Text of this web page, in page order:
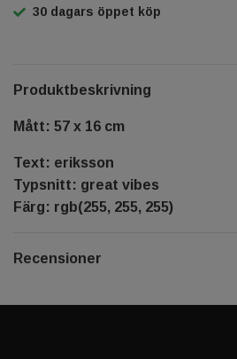
30 dagars öppet köp
Produktbeskrivning
Mått: 57 x 16 cm
Text: eriksson
Typsnitt: great vibes
Färg: rgb(255, 255, 255)
Recensioner